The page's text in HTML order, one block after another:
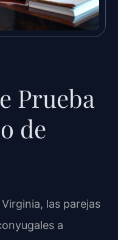
Prueba
de
las parejas
a